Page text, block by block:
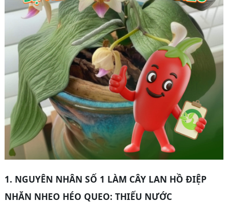
1. NGUYÊN NHÂN SỐ 1 LÀM CÂY LAN HỒ ĐIỆP
NHĂN NHEO HÉO QUEO: THIẾU NƯỚC